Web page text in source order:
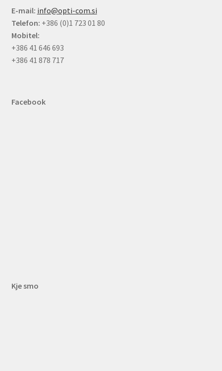
E-mail: info@opti-com.si
Telefon: +386 (0)1 723 01 80
Mobitel:
+386 41 646 693
+386 41 878 717
Facebook
Kje smo